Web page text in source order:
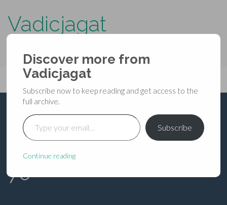
Vadicjagat
Primary
Menu
content
Vadicjagat
ब्रह्मवैवर्तपुराण-
श्रीकृष्णजन्मखण्ड-अध्याय
70
Discover more from
Vadicjagat
Subscribe now to keep reading and get access to the
full archive.
Type your email…
Subscribe
Continue reading